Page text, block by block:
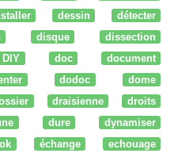
dessin
détecter
disque
dissection
DIY doc
document
dodoc
dome
draisienne
droits
dure
dynamiser
échange
echouage